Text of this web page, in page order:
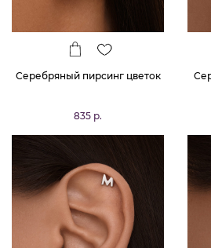
Серебряный пирсинг цветок
835 р.